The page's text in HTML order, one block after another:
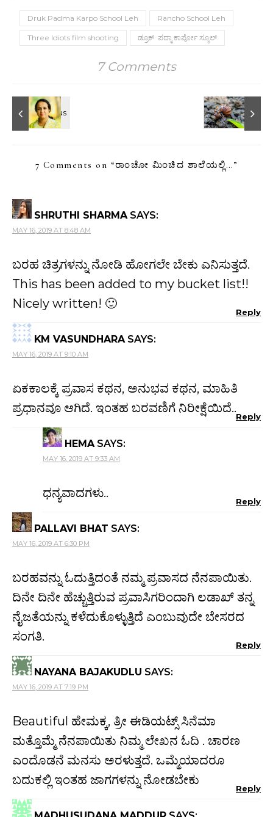
Druk Padma Karpo School Leh Rancho School Leh
Three Idiots film shooting ಡ್ರೂಕ್‌ ಪದ್ಮಾ ಕಾರ್ಪೋ ಸ್ಕೂಲ್‌
7 Comments
7 Comments on “ರಾಂಚೋ ಮಿಂಚಿದ ಶಾಲೆಯಲ್ಲಿ…”
SHRUTHI SHARMA SAYS:
MAY 16, 2019 AT 8:48 AM
ಬರಹ ಚಿತ್ರಗಳನ್ನು ನೋಡಿ ಹೋಗಲೇ ಬೇಕು ಎನಿಸುತ್ತದೆ.
This has been added to my bucket list!!
Nicely written! 🙂
Reply
KM VASUNDHARA SAYS:
MAY 16, 2019 AT 9:10 AM
ಏಕಕಾಲಕ್ಕೆ ಪ್ರವಾಸ ಕಥನ, ಅನುಭವ ಕಥನ, ಮಾಹಿತಿ
ಪ್ರಧಾನವೂ ಆಗಿದೆ. ಇಂತಹ ಬರವಣಿಗೆ ನಿರೀಕ್ಷೆಯಿದೆ..
Reply
HEMA SAYS:
MAY 16, 2019 AT 9:33 AM
ಧನ್ಯವಾದಗಳು..
Reply
PALLAVI BHAT SAYS:
MAY 16, 2019 AT 6:30 PM
ಬರಹವನ್ನು ಓದುತ್ತಿದಂತೆ ನಮ್ಮ ಪ್ರವಾಸದ ನೆನಪಾಯಿತು.
ದಿನೇ ದಿನೇ ಹೆಚ್ಚುತ್ತಿರುವ ಪ್ರವಾಸಿಗರಿಂದಾಗಿ ಲಡಾಖ್ ತನ್ನ
ನೈಜತೆಯನ್ನು ಕಳೆದುಕೊಳ್ಳುತ್ತಿದೆ ಎಂಬುವುದೇ ಬೇಸರದ
ಸಂಗತಿ.
Reply
NAYANA BAJAKUDLU SAYS:
MAY 16, 2019 AT 7:19 PM
Beautiful ಹೇಮಕ್ಕ, ತ್ರೀ ಈಡಿಯಟ್ಸ್ ಸಿನೆಮಾ
ಮತ್ತೊಮ್ಮೆ ನೆನಪಾಯಿತು ನಿಮ್ಮ ಲೇಖನ ಓದಿ . ಚಾರಣ
ಎಂದೊಡನೆ ಮನಸು ಅರಳುತ್ತದೆ. ಒಮ್ಮೆಯಾದರೂ
ಬದುಕಲ್ಲಿ ಇಂತಹ ಜಾಗಗಳನ್ನು ನೋಡಬೇಕು
Reply